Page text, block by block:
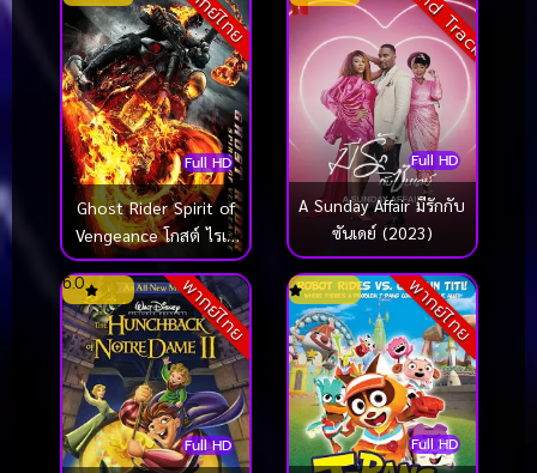
Full HD
Ghost Rider Spirit of
Vengeance โกสต์ ไรเด
อร์ อเวจีพิฆาต (2011)
Full HD
A Sunday Affair มีรักกับ
ซันเดย์ (2023)
พากย์ไทย
Full HD
6.0 พากย์ไทย
Full HD